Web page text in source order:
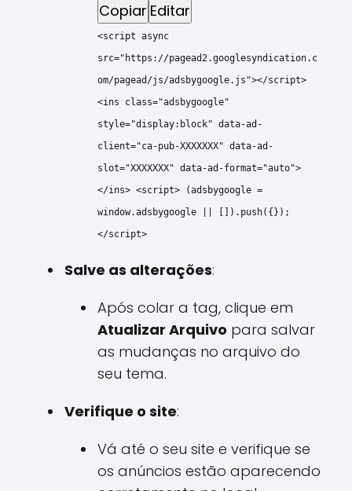
Copiar Editar
<script async
src="https://pagead2.googlesyndication.c
om/pagead/js/adsbygoogle.js"></script>
<ins class="adsbygoogle"
style="display:block" data-ad-
client="ca-pub-XXXXXXX" data-ad-
slot="XXXXXXX" data-ad-format="auto">
</ins> <script> (adsbygoogle =
window.adsbygoogle || []). push({});
</script>
Salve as alterações:
Após colar a tag, clique em
Atualizar Arquivo para salvar
as mudanças no arquivo do
seu tema.
Verifique o site:
Vá até o seu site e verifique se
os anúncios estão aparecendo